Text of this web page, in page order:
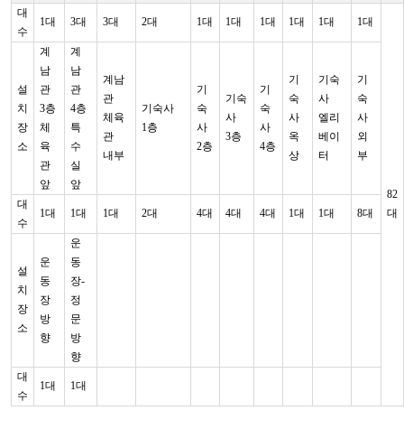
대
수
1대 3대 3대 2대 1대 1대 1대 1대 1대 1대
82
대
설
치
장
소
계
남
관
3층
체
육
관
앞
계
남
관
4층
특
수
실
앞
계남
관
체육
관
내부
기숙사
1층
기
숙
사
2층
기숙
사
3층
기
숙
사
4층
기
숙
사
옥
상
기숙
사
엘리
베이
터
기
숙
사
외
부
대
수
1대 1대 1대 2대 4대 4대 4대 1대 1대 8대
설
치
장
소
운
동
장
방
향
운
동
장-
정
문
방
향
대
수
1대 1대